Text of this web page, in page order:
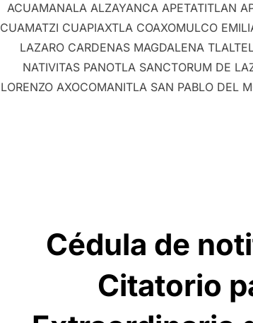
ACUAMANALA ALZAYANCA APETATITLAN
CUAMATZI CUAPIAXTLA COAXOMULCO
LAZARO CARDENAS MAGDALENA
NATIVITAS PANOTLA SANCTORUM DE
LORENZO AXOCOMANITLA SAN PABLO DEL
Cédula de
Citatorio